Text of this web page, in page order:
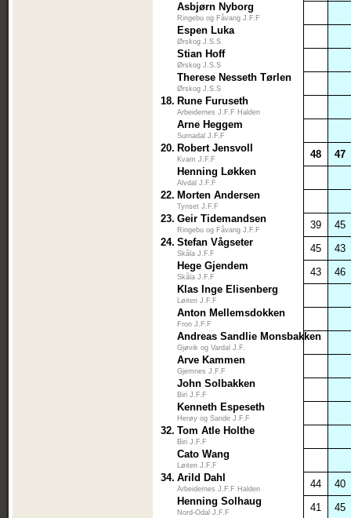
Asbjørn Nyborg
Ringebu og Fåvang J.F.F
Espen Luka
Ørskog J.S.S
Stian Hoff
Ørskog J.S.S
Therese Nesseth Tørlen
Ørskog J.S.S
18. Rune Furuseth
Arbeidernes J.F.F Halden
Arne Heggem
Surnadal J.F.F
20. Robert Jensvoll
Kvam J.F.F 48
47
Henning Løkken
Alvdal J.F.F
22. Morten Andersen
Tynset J.F.F
23. Geir Tidemandsen
Ringebu og Fåvang J.F.F 39
45
24. Stefan Vågseter
Skåla J.F.F 45
43
Hege Gjendem
Skåla J.F.F 43
46
Klas Inge Elisenberg
Løiten J.F.F
Anton Mellemsdokken
Fron J.F.F
Andreas Sandlie Monsbakken
Gjøvik og Vardal J.F.
Arve Kammen
Gjemnes J.F.F
John Solbakken
Biri J.F.F
Kenneth Espeseth
Herøy og Sande J.F.F
32. Tom Atle Holthe
Biri J.F.F
Cato Wang
Løiten J.F.F
34. Arild Dahl
Arbeidernes J.F.F Halden 44
40
Henning Solhaug
Nord-Odal J.F.F 41
45